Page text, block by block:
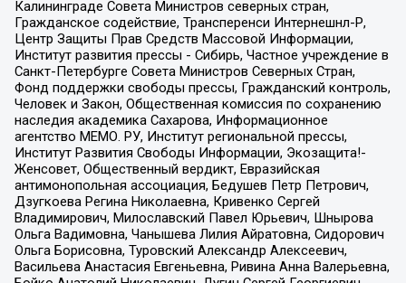
Калининграде Совета Министров северных стран,
Гражданское содействие, Трансперенси Интернешнл-Р,
Центр Защиты Прав Средств Массовой Информации,
Институт развития прессы - Сибирь, Частное учреждение в
Санкт-Петербурге Совета Министров Северных Стран,
Фонд поддержки свободы прессы, Гражданский контроль,
Человек и Закон, Общественная комиссия по сохранению
наследия академика Сахарова, Информационное
агентство МЕМО. РУ, Институт региональной прессы,
Институт Развития Свободы Информации, Экозащита!-
Женсовет, Общественный вердикт, Евразийская
антимонопольная ассоциация, Бедушев Петр Петрович,
Дзугкоева Регина Николаевна, Кривенко Сергей
Владимирович, Милославский Павел Юрьевич, Шнырова
Ольга Вадимовна, Чанышева Лилия Айратовна, Сидорович
Ольга Борисовна, Туровский Александр Алексеевич,
Васильева Анастасия Евгеньевна, Ривина Анна Валерьевна,